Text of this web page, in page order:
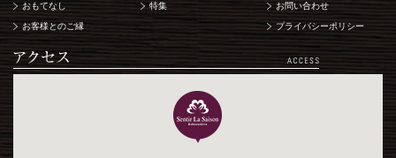
おもてなし
お客様とのご縁
特集 お問い合わせ
プライバシーポリシー